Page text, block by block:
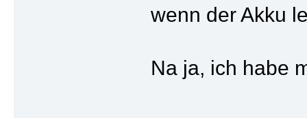
wenn der Akku
Na ja, ich habe